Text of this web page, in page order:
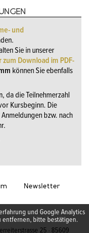
und
Sie in unserer
zum Download im PDF-
können Sie ebenfalls
da die Teilnehmerzahl
Kursbeginn. Die
bzw. nach
Newsletter
25 · 85609
und Google Analytics
entfernen, bitte bestätigen.